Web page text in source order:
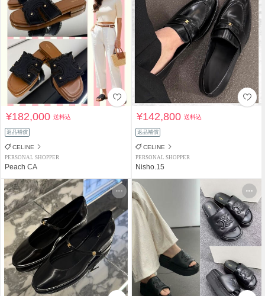
¥182,000送料込
返品補償
CELINE
PERSONAL SHOPPER
Peach CA
¥142,800送料込
返品補償
CELINE
PERSONAL SHOPPER
Nisho.15